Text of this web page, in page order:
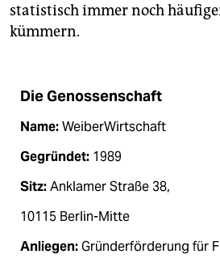
statistisch immer noch
kümmern.
Die Genossenschaft
Name:WeiberWirtschaft
Gegründet: 1989
Sitz:Anklamer Straße 38,
10115 Berlin-Mitte
Anliegen:Gründerförderung für